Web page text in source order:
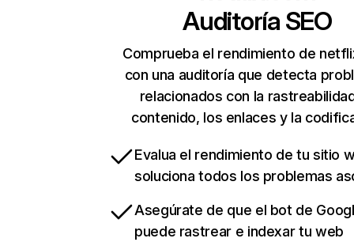
Auditoría SEO
Comprueba el rendimiento de
con una auditoría que detecta
relacionados con la
contenido, los enlaces y la
Evalua el rendimiento de tu sitio
soluciona todos los problemas
Asegúrate de que el bot de
puede rastrear e indexar tu web